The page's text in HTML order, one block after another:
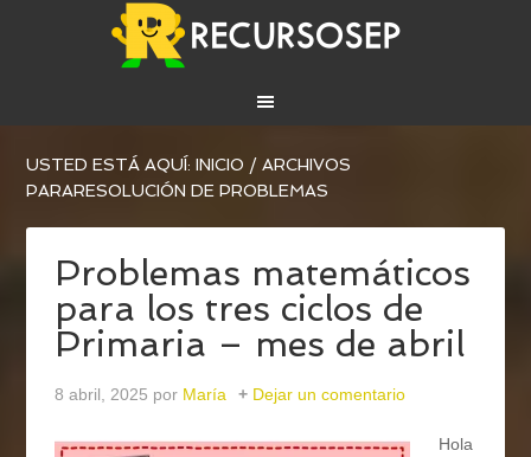
USTED ESTÁ AQUÍ:INICIO / ARCHIVOS
PARARESOLUCIÓN DE PROBLEMAS
Problemas matemáticos
para los tres ciclos de
Primaria – mes de abril
8 abril, 2025 por María Dejar un comentario
Hola